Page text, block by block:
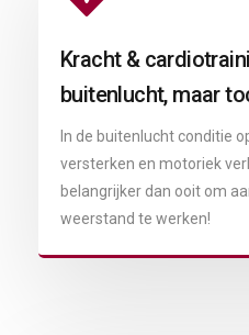
Kracht &
buitenlucht, maar
In de buitenlucht conditie
versterken en motoriek
belangrijker dan ooit om
weerstand te werken!